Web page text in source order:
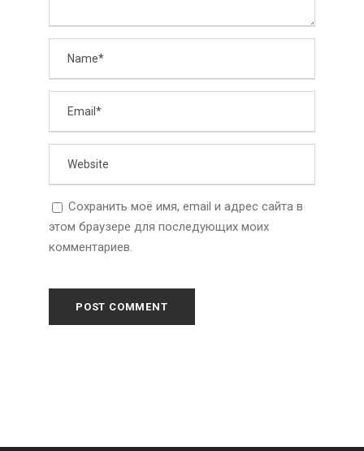
Сохранить моё имя, email и адрес сайта в
этом браузере для последующих моих
комментариев.